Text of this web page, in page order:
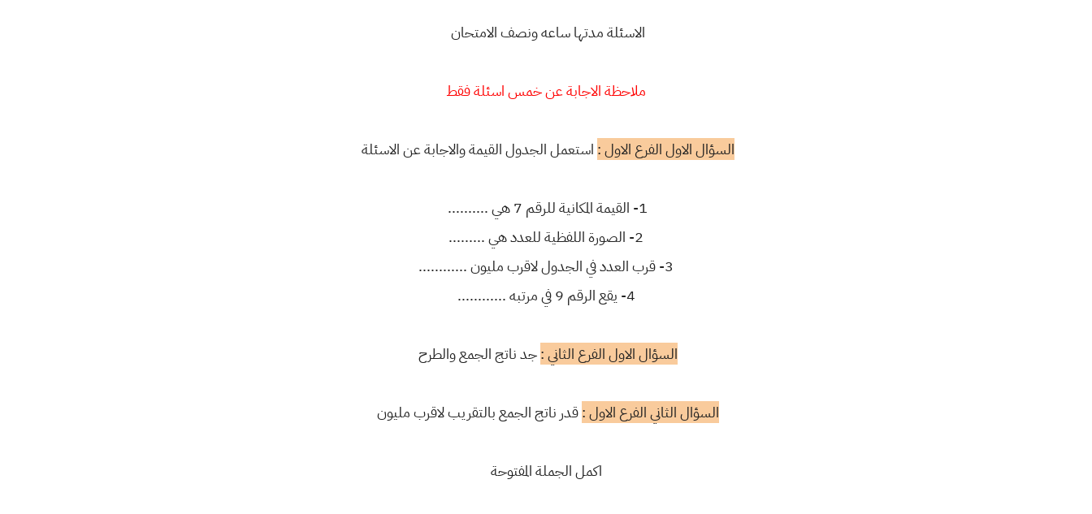
الاسئلة مدتها ساعه ونصف الامتحان
ملاحظة الاجابة عن خمس اسئلة فقط
السؤال الاول الفرع الاول : استعمل الجدول القيمة والاجابة عن الاسئلة
1- القيمة المكانية للرقم 7 هي ..........
2- الصورة اللفظية للعدد هي .........
3- قرب العدد في الجدول لاقرب مليون ............
4- يقع الرقم 9 في مرتبه ............
السؤال الاول الفرع الثاني :جد ناتج الجمع والطرح
السؤال الثاني الفرع الاول :قدر ناتج الجمع بالتقريب لاقرب مليون
اكمل الجملة المفتوحة